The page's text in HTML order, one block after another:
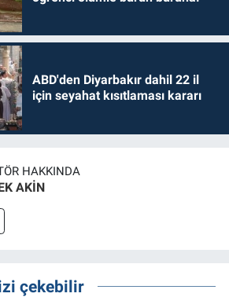
ABD'den Diyarbakır dahil 22 il
için seyahat kısıtlaması kararı
HAKKINDA
AKİN
çekebilir